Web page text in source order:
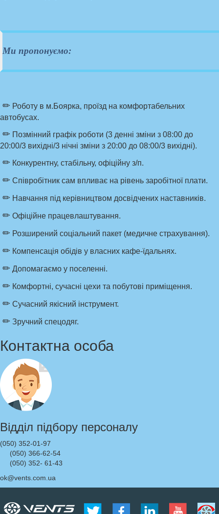
Ми пропонуємо:
✏ Роботу в м.Боярка, проїзд на комфортабельних
автобусах.
✏ Позмінний графік роботи (3 денні зміни з 08:00 до
20:00/3 вихідні/3 нічні зміни з 20:00 до 08:00/3 вихідні).
✏ Конкурентну, стабільну, офіційну з/п.
✏ Співробітник сам впливає на рівень заробітної плати.
✏ Навчання під керівництвом досвідчених наставників.
✏ Офіційне працевлаштування.
✏ Розширений соціальний пакет (медичне страхування).
✏ Компенсація обідів у власних кафе-їдальнях.
✏ Допомагаємо у поселенні.
✏ Комфортні, сучасні цехи та побутові приміщення.
✏ Сучасний якісний інструмент.
✏ Зручний спецодяг.
Контактна особа
Відділ підбору персоналу
(050) 352-01-97
(050) 366-62-54
(050) 352- 61-43
ok@vents.com.ua